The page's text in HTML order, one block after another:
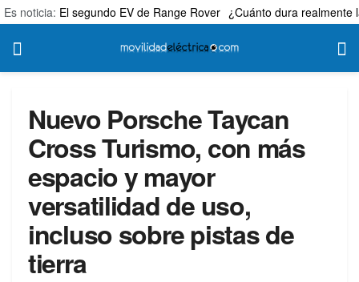
Es noticia: El segundo EV de Range Rover ¿Cuánto dura realmente
Nuevo Porsche Taycan
Cross Turismo, con más
espacio y mayor
versatilidad de uso,
incluso sobre pistas de
tierra